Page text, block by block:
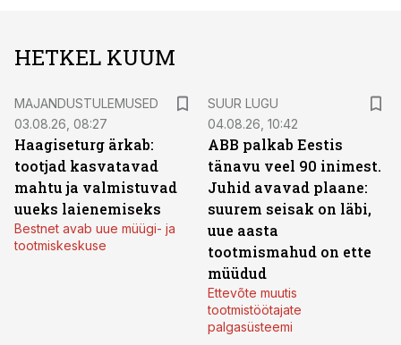
HETKEL KUUM
MAJANDUSTULEMUSED
03.08.26, 08:27
Haagiseturg ärkab:
tootjad kasvatavad
mahtu ja valmistuvad
uueks laienemiseks
Bestnet avab uue müügi- ja
tootmiskeskuse
SUUR LUGU
04.08.26, 10:42
ABB palkab Eestis
tänavu veel 90 inimest.
Juhid avavad plaane:
suurem seisak on läbi,
uue aasta
tootmismahud on ette
müüdud
Ettevõte muutis
tootmistöötajate
palgasüsteemi